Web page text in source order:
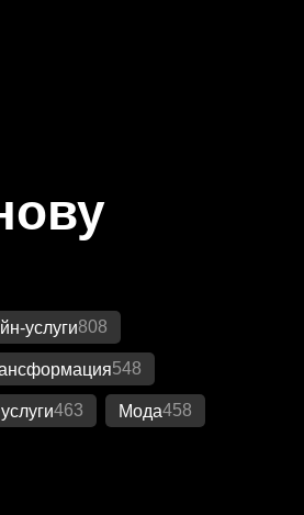
услуги808
548
463 Мода458